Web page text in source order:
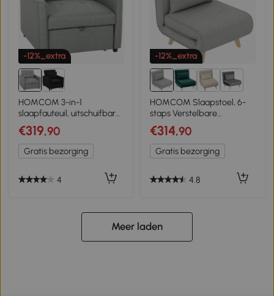
-12%_extra
HOMCOM 3-in-1
slaapfauteuil, uitschuifbare
sofabed-fauteuil met
verstelbare rugleuning, grijs
€319,90
Gratis bezorging
4
-12%_extra
1+
HOMCOM Slaapstoel, 6-
staps Verstelbare
Rugleuning, Linnenlook, tot
150 kg, Lichtgrijs
€314,90
Gratis bezorging
4.8
Meer laden